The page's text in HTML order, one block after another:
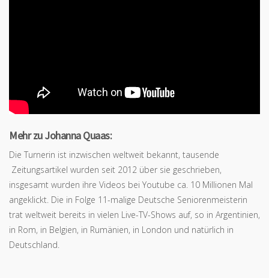
Mehr zu Johanna Quaas:
Die Turnerin ist inzwischen weltweit bekannt, tausende
Zeitungsartikel wurden seit 2012 über sie geschrieben,
insgesamt wurden ihre Videos bei Youtube ca. 10 Millionen Mal
angeklickt. Die in Folge 11-malige Deutsche Seniorenmeisterin
trat weltweit bereits in vielen Live-TV-Shows auf, so in Argentinien,
in Rom, in Belgien, in Rumänien, in London und natürlich in
Deutschland.